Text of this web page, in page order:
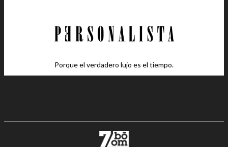
Porque el verdadero lujo es el tiempo.